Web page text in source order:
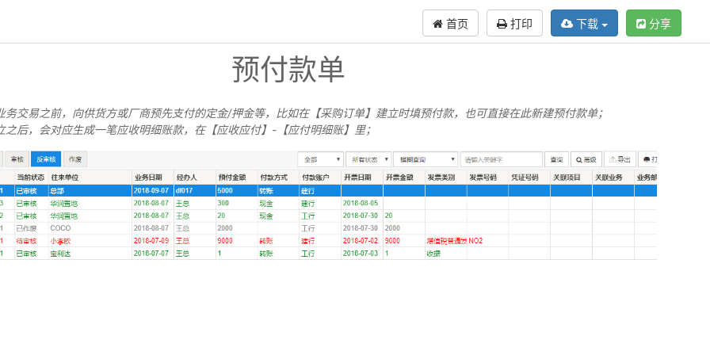
首页 打印 分享
下载
预付款单
务交易之前，向供货方或厂商预先支付的定金/押金等，比如在【采购订单】建立时填预付款，也可直接在此新建预付款单；
之后，会对应生成一笔应收明细账款，在【应收应付】-【应付明细账】里；